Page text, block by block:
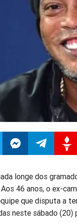
no
Messenger
no
Telegram
no
longe dos
46 anos, o ex-
que disputa a
neste sábado